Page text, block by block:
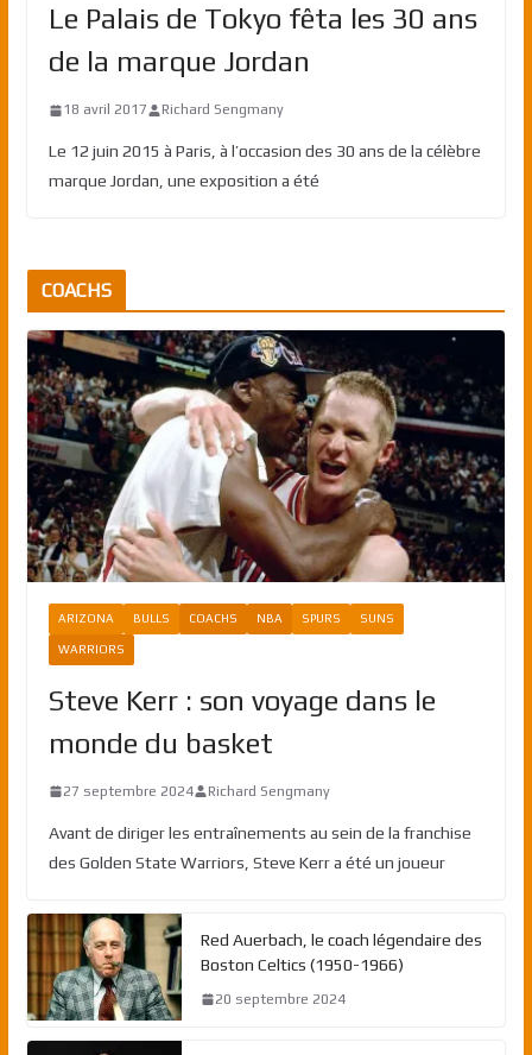
Le Palais de Tokyo fêta les 30 ans
de la marque Jordan
18 avril 2017 Richard Sengmany
Le 12 juin 2015 à Paris, à l’occasion des 30 ans de la célèbre
marque Jordan, une exposition a été
COACHS
ARIZONA BULLS COACHS NBA SPURS SUNS
WARRIORS
Steve Kerr : son voyage dans le
monde du basket
27 septembre 2024 Richard Sengmany
Avant de diriger les entraînements au sein de la franchise
des Golden State Warriors, Steve Kerr a été un joueur
Red Auerbach, le coach légendaire des
Boston Celtics (1950-1966)
20 septembre 2024